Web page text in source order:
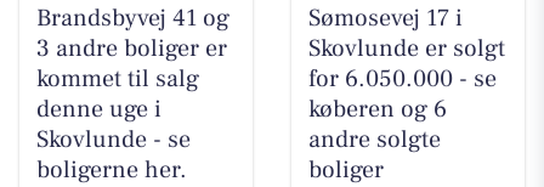
Brandsbyvej 41 og
3 andre boliger er
kommet til salg
denne uge i
Skovlunde - se
boligerne her.
Sømosevej 17 i
Skovlunde er solgt
for 6.050.000 - se
køberen og 6
andre solgte
boliger